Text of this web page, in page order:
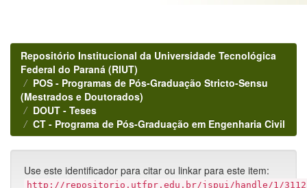
Repositório Institucional da Universidade Tecnológica
Federal do Paraná (RIUT)
POS - Programas de Pós-Graduação Stricto-Sensu
(Mestrados e Doutorados)
DOUT - Teses
CT - Programa de Pós-Graduação em Engenharia Civil
Use este identificador para citar ou linkar para este item:
http://repositorio.utfpr.edu.br/jspui/handle/1/